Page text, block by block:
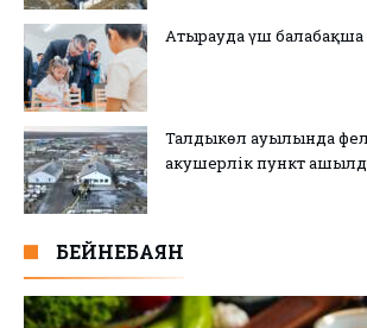
Атырауда үш
Талдыкөл ауылында
акушерлік пункт
БЕЙНЕБАЯН